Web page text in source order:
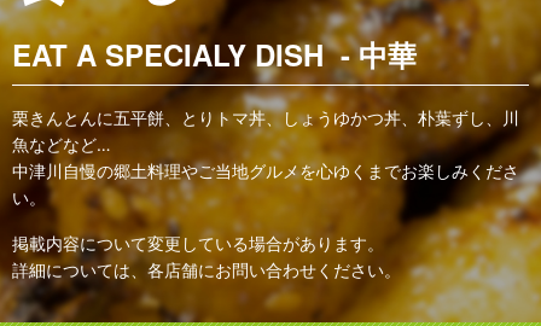
EAT A SPECIALY DISH - 中華
栗きんとんに五平餅、とりトマ丼、しょうゆかつ丼、朴葉ずし、川
魚などなど…
中津川自慢の郷土料理やご当地グルメを心ゆくまでお楽しみくださ
い。
掲載内容について変更している場合があります。
詳細については、各店舗にお問い合わせください。